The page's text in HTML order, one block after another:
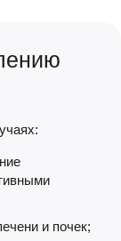
и почек;